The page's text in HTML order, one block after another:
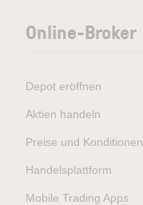
Online-Broker
Depot eröffnen
Aktien handeln
Preise und Konditionen
Handelsplattform
Mobile Trading Apps